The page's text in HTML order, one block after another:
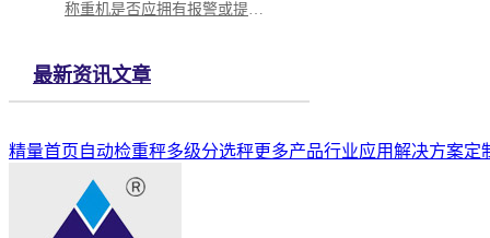
最新资讯文章
精量首页自动检重秤多级分选秤更多产品行业应用解决方案定